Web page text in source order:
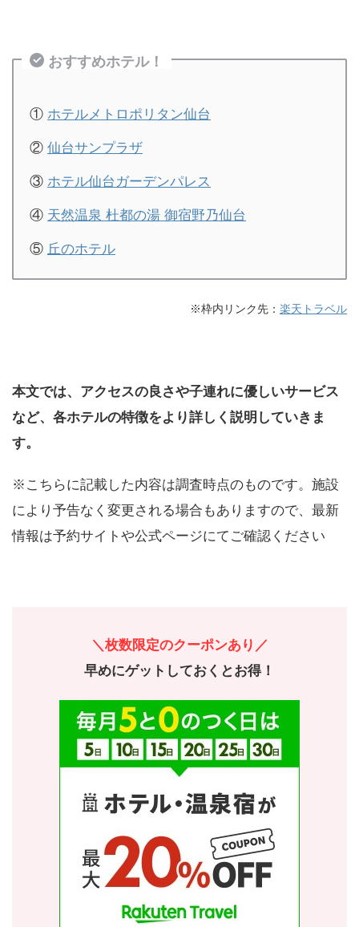
おすすめホテル！
① ホテルメトロポリタン仙台
② 仙台サンプラザ
③ ホテル仙台ガーデンパレス
④ 天然温泉 杜都の湯 御宿野乃仙台
⑤ 丘のホテル
※枠内リンク先： 楽天トラベル
本文では、アクセスの良さや子連れに優しいサービス
など、各ホテルの特徴をより詳しく説明していきま
す。
※こちらに記載した内容は調査時点のものです。施設
により予告なく変更される場合もありますので、最新
情報は予約サイトや公式ページにてご確認ください
＼ 枚数限定のクーポンあり／
早めにゲットしておくとお得！